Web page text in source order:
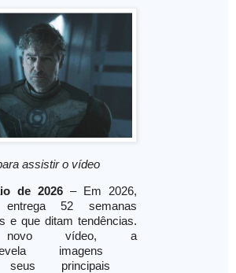
assistir o vídeo
de 2026– Em 2026,
entrega 52 semanas
e que ditam tendências.
vídeo, a
imagens
seus principais